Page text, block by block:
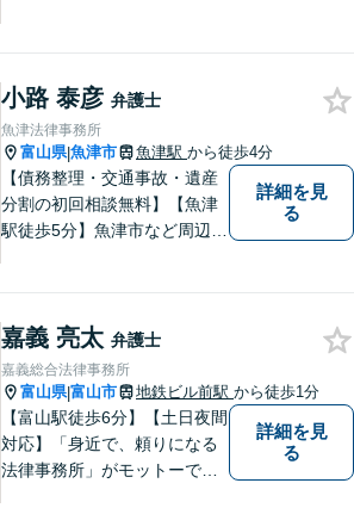
策がないか考えてみません
か？【複数弁護士在籍】
小路 泰彦 弁護士
魚津法律事務所
富山県|魚津市 魚津駅 から徒歩4分
【債務整理・交通事故・遺産
分割の初回相談無料】【魚津
駅徒歩5分】魚津市など周辺地
詳細を見
る
嘉義 亮太 弁護士
嘉義総合法律事務所
富山県|富山市 地鉄ビル前駅 から徒歩1分
【富山駅徒歩6分】【土日夜間
対応】「身近で、頼りになる
法律事務所」がモットーで
詳細を見
る